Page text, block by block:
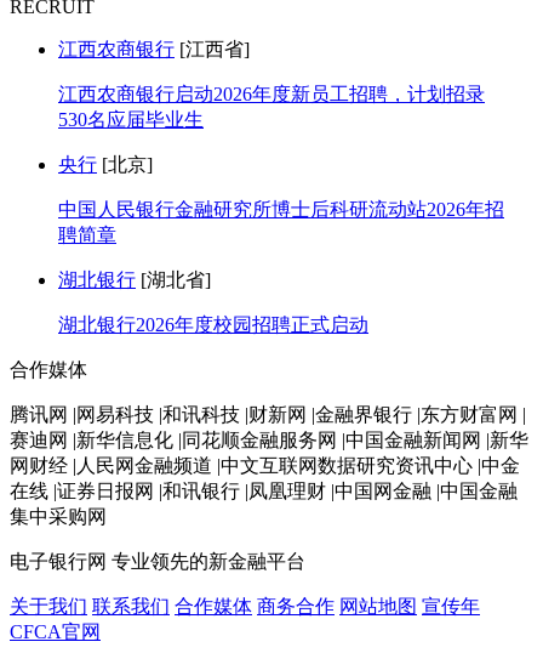
RECRUIT
江西农商银行 [江西省]
江西农商银行启动2026年度新员工招聘，计划招录
530名应届毕业生
央行 [北京]
中国人民银行金融研究所博士后科研流动站2026年招
聘简章
湖北银行 [湖北省]
湖北银行2026年度校园招聘正式启动
合作媒体
腾讯网 |网易科技 |和讯科技 |财新网 |金融界银行 |东方财富网 |
赛迪网 |新华信息化 |同花顺金融服务网 |中国金融新闻网 |新华
网财经 |人民网金融频道 |中文互联网数据研究资讯中心 |中金
在线 |证券日报网 |和讯银行 |凤凰理财 |中国网金融 |中国金融
集中采购网
电子银行网 专业领先的新金融平台
关于我们 联系我们 合作媒体 商务合作 网站地图 宣传年
CFCA官网